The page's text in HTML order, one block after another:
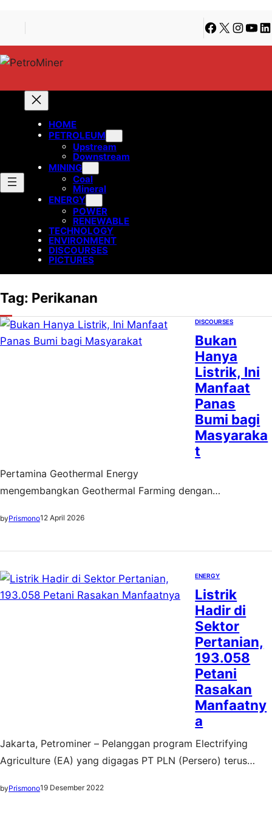
Facebook
X
HOME
PETROLEUM
Upstream
Downstream
MINING
Coal
Mineral
ENERGY
POWER
RENEWABLE
TECHNOLOGY
ENVIRONMENT
DISCOURSES
PICTURES
Tag: Perikanan
DISCOURSES
Bukan
Hanya
Listrik, Ini
Manfaat
Panas
Bumi bagi
Masyaraka
t
Pertamina Geothermal Energy
mengembangkan Geothermal Farming dengan
mendukung proses pembibitan dan budidaya tanaman
byPrismono12 April 2026
ENERGY
Listrik
Hadir di
Sektor
Pertanian,
193.058
Petani
Rasakan
Manfaatny
a
Jakarta, Petrominer – Pelanggan program Electrifying
Agriculture (EA) yang digagas PT PLN (Persero) terus
pelanggannya mencapai 193.058, dengan penambahan
byPrismono19 Desember 2022